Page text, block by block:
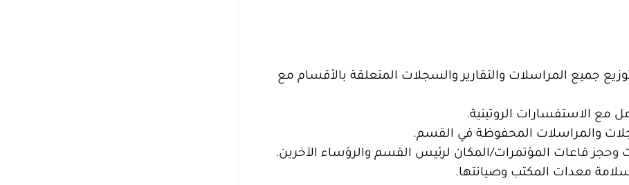
جميع المراسلات والتقارير والسجلات المتعلقة بالأقسام مع
مع الاستفسارات الروتينية.
والمراسلات المحفوظة في القسم.
وحجز قاعات المؤتمرات/المكان لرئيس القسم والرؤساء الآخرين.
معدات المكتب وصيانتها.